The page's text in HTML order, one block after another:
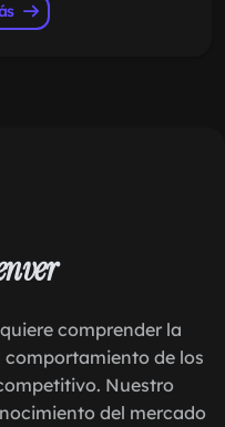
comprender la
de los
Nuestro
del mercado